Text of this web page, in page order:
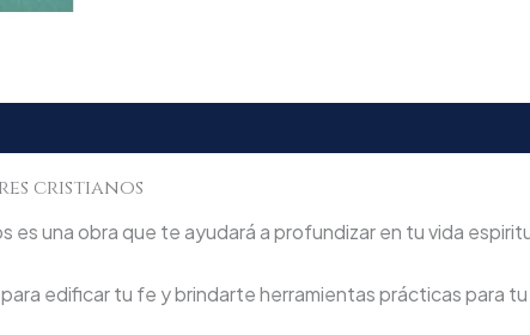
cristianos
una obra que te ayudará a profundizar en tu vida
edificar tu fe y brindarte herramientas prácticas para tu